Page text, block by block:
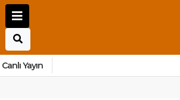
Canlı Yayın